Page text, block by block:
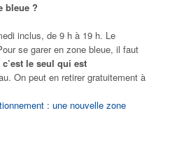
bleue ?
inclus, de 9 h à 19 h. Le
se garer en zone bleue, il faut
le seul qui est
On peut en retirer gratuitement à
: une nouvelle zone